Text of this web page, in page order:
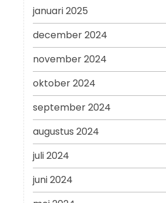
januari 2025
december 2024
november 2024
oktober 2024
september 2024
augustus 2024
juli 2024
juni 2024